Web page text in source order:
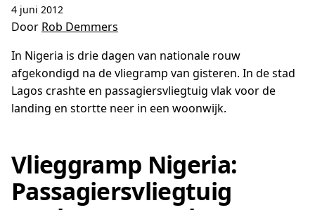
4 juni 2012
Door Rob Demmers
In Nigeria is drie dagen van nationale rouw
afgekondigd na de vliegramp van gisteren. In de stad
Lagos crashte en passagiersvliegtuig vlak voor de
landing en stortte neer in een woonwijk.
Vlieggramp Nigeria:
Passagiersvliegtuig